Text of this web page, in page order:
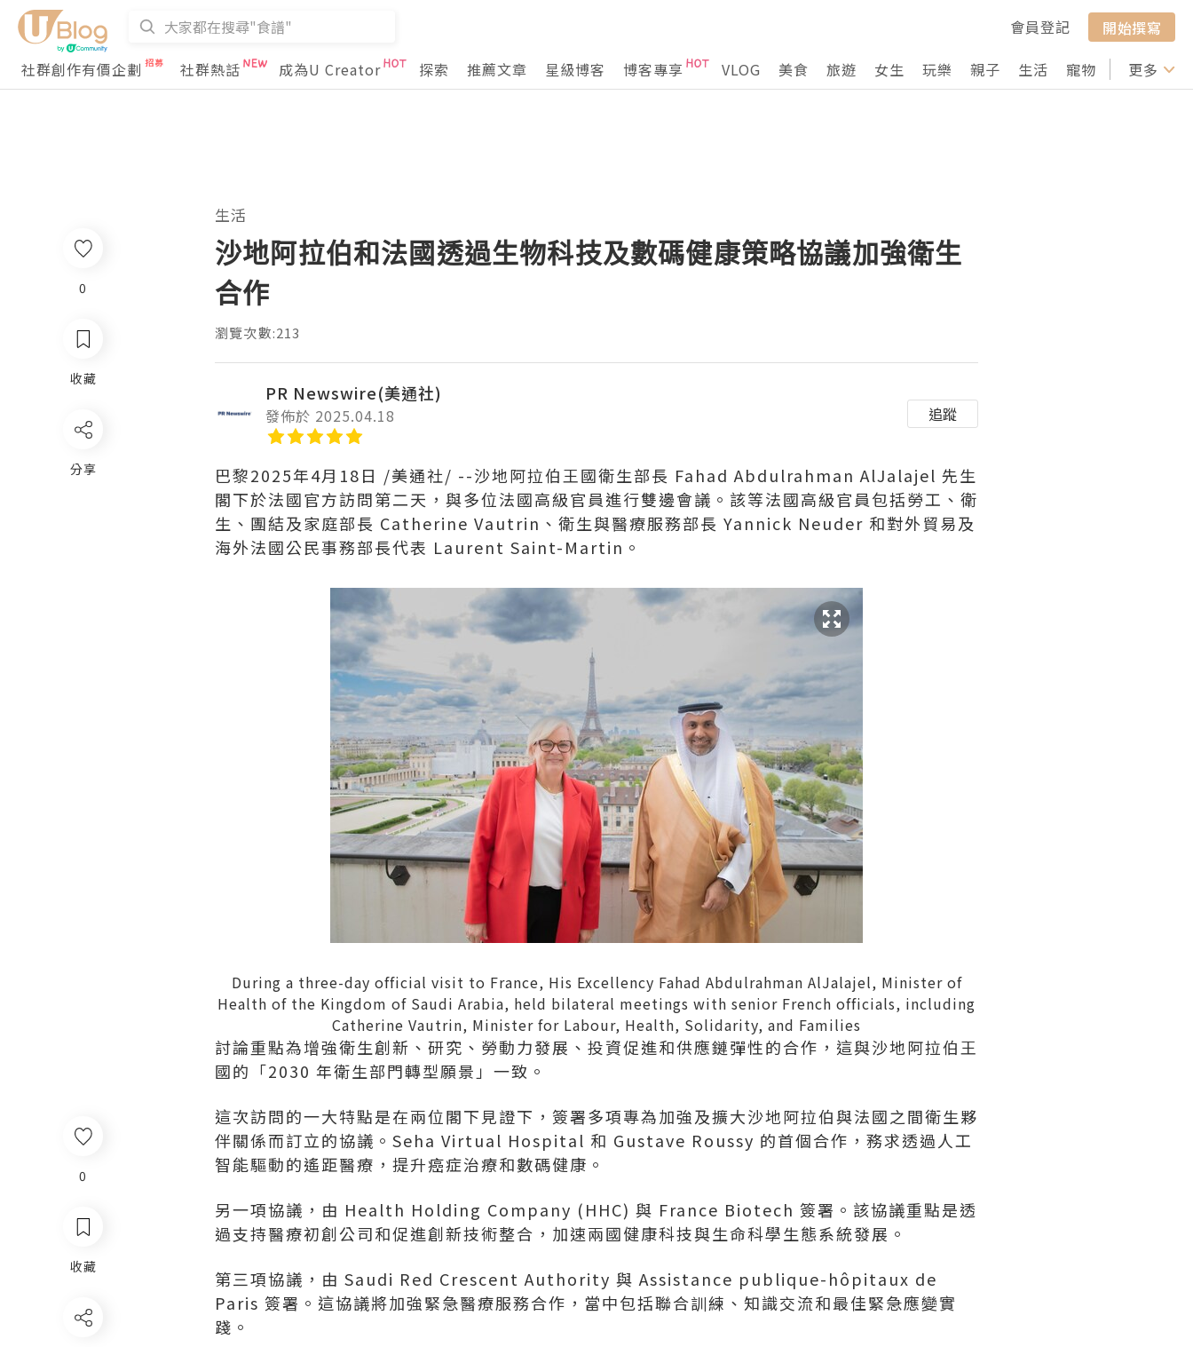
會員登記
開始撰寫
社群創作有價企劃
社群熱話 成為U Creator 探索 推薦文章 星級博客 博客專享 VLOG 美食 旅遊 女生 玩樂 親子 生活 寵物 行山 打卡
更多
0
收藏
生活
沙地阿拉伯和法國透過生物科技及數碼健康策略協議加強衛生
合作
瀏覽次數:213
PR Newswire(美通社)
發佈於 2025.04.18 追蹤
巴黎2025年4月18日 /美通社/ --沙地阿拉伯王國衛生部長 Fahad Abdulrahman AlJalajel 先生
閣下於法國官方訪問第二天，與多位法國高級官員進行雙邊會議。該等法國高級官員包括勞工、衛
生、團結及家庭部長 Catherine Vautrin、衛生與醫療服務部長 Yannick Neuder 和對外貿易及
海外法國公民事務部長代表 Laurent Saint-Martin。
During a three-day official visit to France, His Excellency Fahad Abdulrahman AlJalajel, Minister of
Health of the Kingdom of Saudi Arabia, held bilateral meetings with senior French officials, including
Catherine Vautrin, Minister for Labour, Health, Solidarity, and Families
討論重點為增強衛生創新、研究、勞動力發展、投資促進和供應鏈彈性的合作，這與沙地阿拉伯王
國的「2030 年衛生部門轉型願景」一致。
這次訪問的一大特點是在兩位閣下見證下，簽署多項專為加強及擴大沙地阿拉伯與法國之間衛生夥
伴關係而訂立的協議。Seha Virtual Hospital 和 Gustave Roussy 的首個合作，務求透過人工
智能驅動的遙距醫療，提升癌症治療和數碼健康。
另一項協議，由 Health Holding Company (HHC) 與 France Biotech 簽署。該協議重點是透
過支持醫療初創公司和促進創新技術整合，加速兩國健康科技與生命科學生態系統發展。
第三項協議，由 Saudi Red Crescent Authority 與 Assistance publique-hôpitaux de
Paris 簽署。這協議將加強緊急醫療服務合作，當中包括聯合訓練、知識交流和最佳緊急應變實
踐。
0
收藏
分享